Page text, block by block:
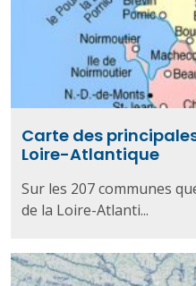
Carte des
Loire-Atlantique
Sur les 207 communes
de la Loire-Atlanti...